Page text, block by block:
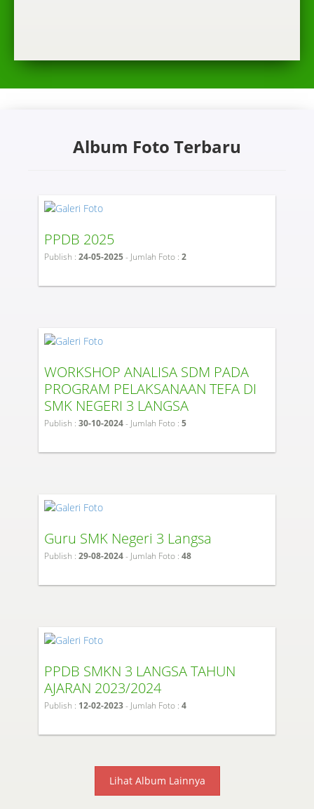
Album Foto Terbaru
PPDB 2025
Publish : 24-05-2025- Jumlah Foto : 2
WORKSHOP ANALISA SDM PADA
PROGRAM PELAKSANAAN TEFA DI
SMK NEGERI 3 LANGSA
Publish : 30-10-2024- Jumlah Foto : 5
Guru SMK Negeri 3 Langsa
Publish : 29-08-2024- Jumlah Foto : 48
PPDB SMKN 3 LANGSA TAHUN
AJARAN 2023/2024
Publish : 12-02-2023- Jumlah Foto : 4
Lihat Album Lainnya